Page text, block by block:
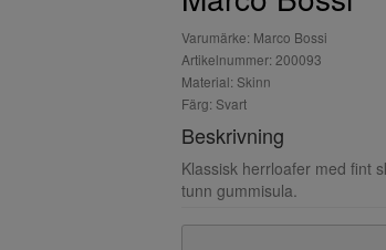
Varumärke: Marco Bossi
Artikelnummer: 200093
Material: Skinn
Färg: Svart
Beskrivning
Klassisk herrloafer med fint
tunn gummisula.